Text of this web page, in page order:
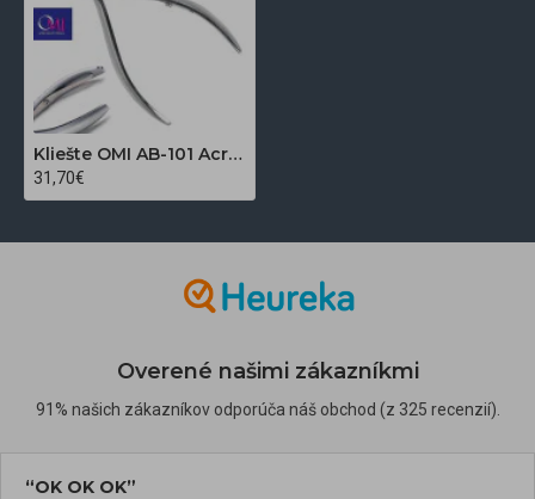
Kliešte OMI AB-101 Acrylic Nail Nippers JAW16 / 6 mm Box Joint
31,70€
Overené našimi zákazníkmi
91% našich zákazníkov odporúča náš obchod (z 325 recenzií).
“OK OK OK”